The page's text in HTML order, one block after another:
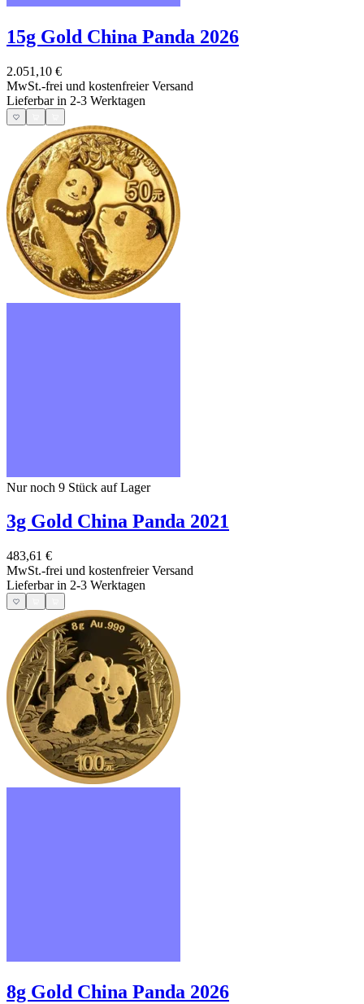
15g Gold China Panda 2026
2.051,10 €
MwSt.-frei und kostenfreier Versand
Lieferbar in 2-3 Werktagen
Nur noch 9 Stück auf Lager
3g Gold China Panda 2021
483,61 €
MwSt.-frei und kostenfreier Versand
Lieferbar in 2-3 Werktagen
8g Gold China Panda 2026